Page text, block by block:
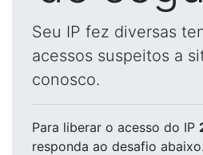
Seu IP fez diversas
acessos suspeitos a
conosco.
Para liberar o acesso do IP
responda ao desafio abaixo.